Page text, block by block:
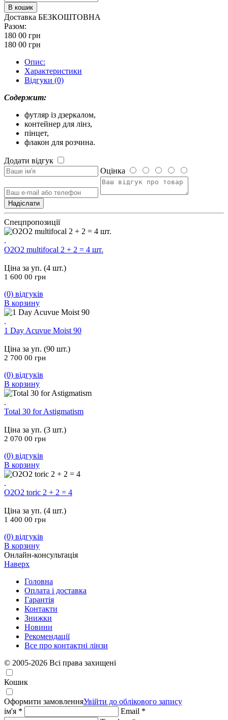
Доставка БЕЗКОШТОВНА
Разом:
180 00 грн
180 00 грн
Опис:
Характеристики
Відгуки (0)
Содержит:
футляр із дзеркалом,
контейнер для лінз,
пінцет,
флакон для розчина.
Додати відгук
Оцінка
Спецпропозиції
.
O2O2 multifocal 2 + 2 = 4 шт.
Ціна за уп. (4 шт.)
1 600 00 грн
(0) відгуків
В корзину
.
1 Day Acuvue Moist 90
Ціна за уп. (90 шт.)
2 700 00 грн
(0) відгуків
В корзину
.
Total 30 for Astigmatism
Ціна за уп. (3 шт.)
2 070 00 грн
(0) відгуків
В корзину
.
O2O2 toric 2 + 2 = 4
Ціна за уп. (4 шт.)
1 400 00 грн
(0) відгуків
В корзину
Онлайн-консультація
Наверх
Головна
Оплата і доставка
Гарантія
Контакти
Знижки
Новини
Рекомендації
Все про контактні лінзи
© 2005-2026 Всі права захищені
Кошик
Оформити замовленняУвійти до облікового запису
ім'я *
Email *